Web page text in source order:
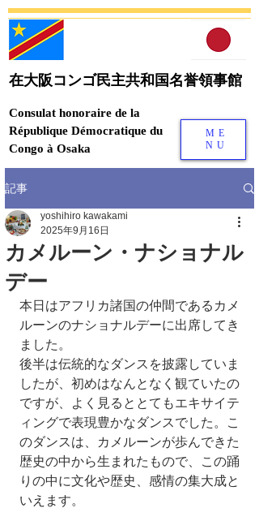
在大阪コンゴ民主共和国名誉領事館
Consulat honoraire de la
République Démocratique du
Congo à Osaka
ME
NU
記事
カメルーン・ナショナル
デー
yoshihiro kawakami
2025年9月16日
本日はアフリカ諸国の仲間であるカメ
ルーンのナショナルデーに出席してき
ました。
後半は伝統的なダンスを披露していま
したが、初めはなんとなく観ていたの
ですが、よく見るととてもエキサイテ
ィングで表現豊かなダンスでした。こ
のダンスは、カメルーンが歩んできた
歴史の中から生まれたもので、この踊
りの中に文化や歴史、感情の集大成と
いえます。